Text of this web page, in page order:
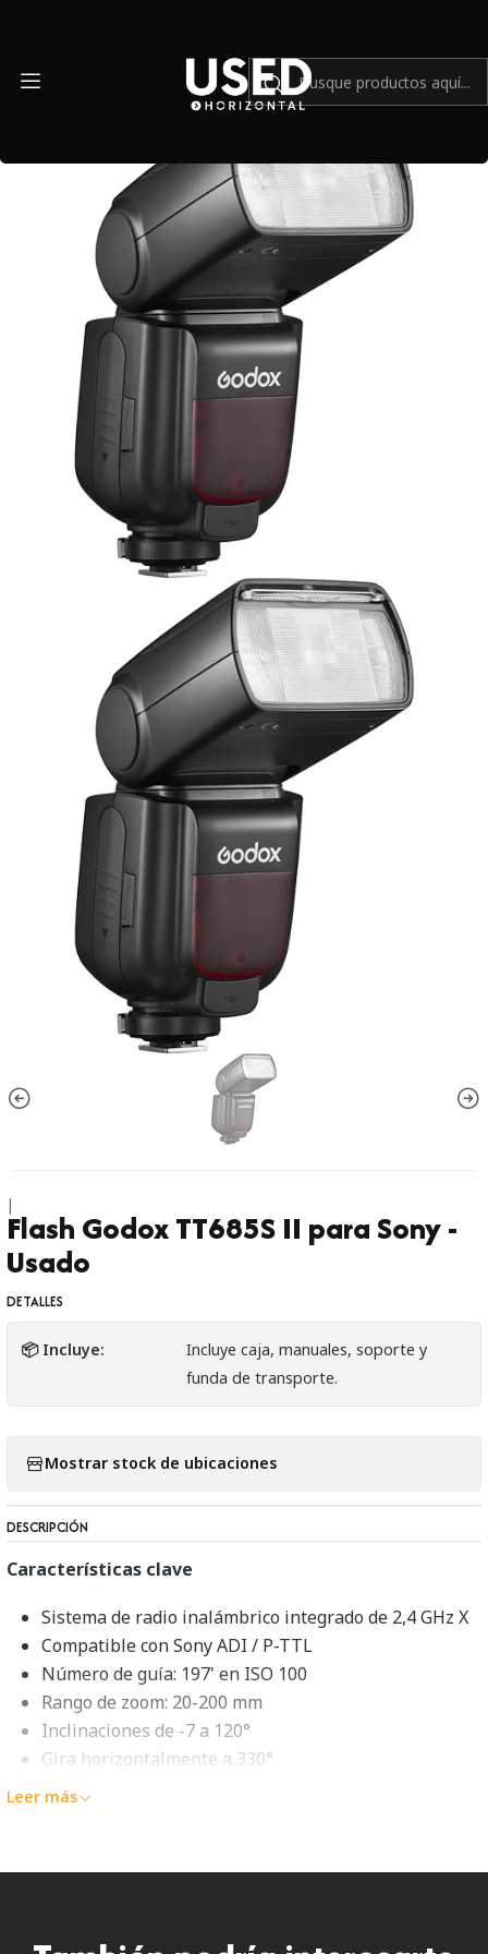
|
Flash Godox TT685S II para Sony -
Usado
DETALLES
📦 Incluye:
Incluye caja, manuales, soporte y
funda de transporte.
Mostrar stock de ubicaciones
DESCRIPCIÓN
Características clave
Sistema de radio inalámbrico integrado de 2,4 GHz X
Compatible con Sony ADI / P-TTL
Número de guía: 197' en ISO 100
Rango de zoom: 20-200 mm
Inclinaciones de -7 a 120°
Gira horizontalmente a 330°
Funcionalidad inalámbrica Master/Slave TTL
cortina
Leer más